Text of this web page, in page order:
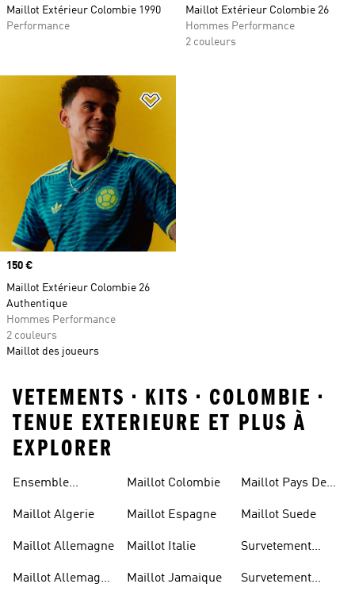
Maillot Extérieur Colombie 1990
Performance
Maillot Extérieur Colombie 26
Hommes Performance
2 couleurs
Prix
150 €
Maillot Extérieur Colombie 26
Authentique
Hommes Performance
2 couleurs
Maillot des joueurs
VETEMENTS • KITS • COLOMBIE •
TENUE EXTERIEURE ET PLUS À
EXPLORER
Ensemble
Maillot Algerie
Maillot Allemagne
Maillot Allemagne
Maillot Colombie
Maillot Espagne
Maillot Italie
Maillot Jamaique
Maillot Pays De
Maillot Suede
Survetement
Survetement